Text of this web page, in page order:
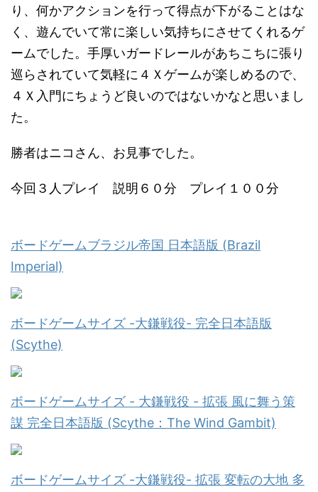
り、何かアクションを行って得点が下がることはな
く、遊んでいて常に楽しい気持ちにさせてくれるゲ
ームでした。手厚いガードレールがあちこちに張り
巡らされていて気軽に４Ｘゲームが楽しめるので、
４Ｘ入門にちょうど良いのではないかなと思いまし
た。
勝者はニコさん、お見事でした。
今回３人プレイ 説明６０分 プレイ１００分
ボードゲームブラジル帝国 日本語版 (Brazil
Imperial)
ボードゲームサイズ -大鎌戦役- 完全日本語版
(Scythe)
ボードゲームサイズ - 大鎌戦役 - 拡張 風に舞う策
謀 完全日本語版 (Scythe：The Wind Gambit)
ボードゲームサイズ -大鎌戦役- 拡張 変転の大地 多